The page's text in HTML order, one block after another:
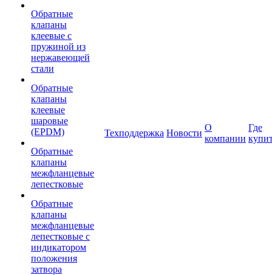
Обратные
клапаны
клеевые с
пружиной из
нержавеющей
стали
Обратные
клапаны
клеевые
шаровые
(EPDM)
Обратные
клапаны
межфланцевые
лепестковые
Обратные
клапаны
межфланцевые
лепестковые с
индикатором
положения
затвора
Техподдержка Новости
О
компании
Где